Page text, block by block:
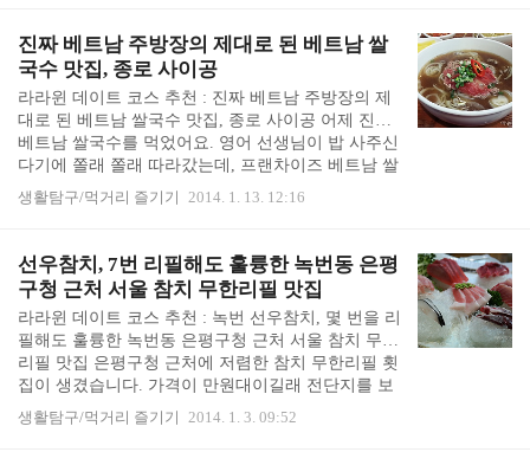
보다 아귀가 더 많이 들어있어서 포근포근한 아귀살
과 쫀득쫀득한 부위들을 실컷 먹을 수 있고, 낙지, 미
더덕같은 해산물들도 제법 들어가 있어 아구찜으로
배를 채울 수 있습니다. 양도 많고 가격도 그리 비싸
지 않아서 동네 사람들에게 인기있는 맛집이에요. 평
일 저녁에도 종종 줄을 서서 기다려야 됩니다. 2010
년 마산아구찜 가족 모임 동치미, 김치, 젓갈..
진짜 베트남 주방장의 제대로 된 베트남 쌀
국수 맛집, 종로 사이공
라라윈 데이트 코스 추천 : 진짜 베트남 주방장의 제
대로 된 베트남 쌀국수 맛집, 종로 사이공 어제 진짜
베트남 쌀국수를 먹었어요. 영어 선생님이 밥 사주신
다기에 쫄래 쫄래 따라갔는데, 프랜차이즈 베트남 쌀
국수집에서 먹던 것과는 아주 다른 진한 맛이었어요.
작년 연말 몸이 좀 안 좋을 때 베트남 쌀국수를 무척
만 비슷한 베트남 쌀국수를 먹을수록 무척 아쉬웠습
니다. 한 그릇을 먹더라도 좀 제대로 된 음식 한 그릇
먹고싶다는 생각이 간절했었습니다. 그러던 찰라, 어
제 예상치 못했던 베트남 쌀국수 맛집을 찾아 너무
너무 행복했어요. 베트남인 주방장이 직접 요리를 하
고, 맞이해주는 분도 베트남인이고, 그동안 베트남
쌀국수 프랜차이즈에서는 본 기억이 없는 베트남 ..
생활탐구/먹거리 즐기기 2014. 1. 13. 12:16
선우참치, 7번 리필해도 훌륭한 녹번동 은평
구청 근처 서울 참치 무한리필 맛집
라라윈 데이트 코스 추천 : 녹번 선우참치, 몇 번을 리
필해도 훌륭한 녹번동 은평구청 근처 서울 참치 무한
리필 맛집 은평구청 근처에 저렴한 참치 무한리필 횟
집이 생겼습니다. 가격이 만원대이길래 전단지를 보
고 냉큼 가보았는데... 싼게 비지떡인지 해동이 안되
어 아삭아삭한 참치를 우적우적 씹고 있노라니 입안
생활탐구/먹거리 즐기기 2014. 1. 3. 09:52